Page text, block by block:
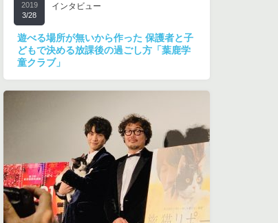
2019
3/28
インタビュー
遊べる場所が無いから作った 保護者と子
どもで決める放課後の過ごし方「葉鹿学
童クラブ」